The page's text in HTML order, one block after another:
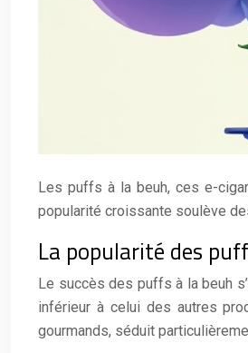
Les puffs à la beuh, ces e-
popularité croissante soulève
La popularité des
Le succès des puffs à la beuh
inférieur à celui des autres
gourmands, séduit